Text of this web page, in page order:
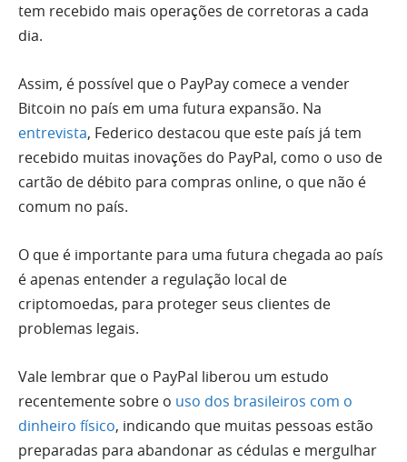
tem recebido mais operações de corretoras a cada
dia.
Assim, é possível que o PayPay comece a vender
Bitcoin no país em uma futura expansão. Na
entrevista, Federico destacou que este país já tem
recebido muitas inovações do PayPal, como o uso de
cartão de débito para compras online, o que não é
comum no país.
O que é importante para uma futura chegada ao país
é apenas entender a regulação local de
criptomoedas, para proteger seus clientes de
problemas legais.
Vale lembrar que o PayPal liberou um estudo
recentemente sobre o uso dos brasileiros com o
dinheiro físico, indicando que muitas pessoas estão
preparadas para abandonar as cédulas e mergulhar